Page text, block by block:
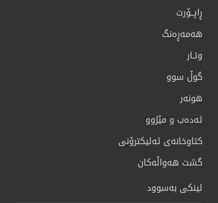
ڕاپــۆرت
هه‌مه‌ڕه‌نگ
وتـار
گوڵ سوو
هونه‌ر
ئەدەب و مێژوو
كتاوخانه‌ی ئه‌ليكترۆنی
گشت هەواڵەکان
لینکی بەسوود